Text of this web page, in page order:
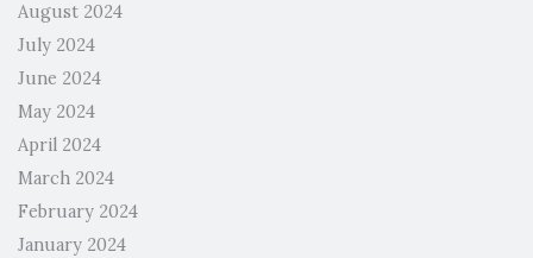
August 2024
July 2024
June 2024
May 2024
April 2024
March 2024
February 2024
January 2024